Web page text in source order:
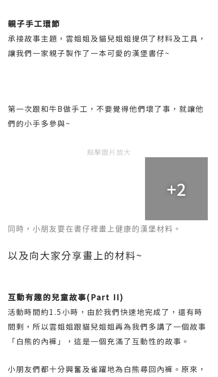
親子手工環節
承接故事主題，雲姐姐及貓兒姐姐提供了材料及工具，
讓我們一家親子製作了一本可愛的漢堡書仔~
第一次跟和牛B做手工，不要覺得他們壞了事，就讓他
們的小手多參與~
點擊圖片放大
+2
同時，小朋友要在書仔裡畫上健康的漢堡材料。
以及向大家分享畫上的材料~
互動有趣的兒童故事(Part II)
活動時間約1.5小時，由於我們快速地完成了，還有時
間剩，所以雲姐姐跟貓兒姐姐再為我們多講了一個故事
「白熊的內褲」，這是一個充滿了互動性的故事。
小朋友們都十分興奮及雀躍地為白熊尋回內褲。原來，